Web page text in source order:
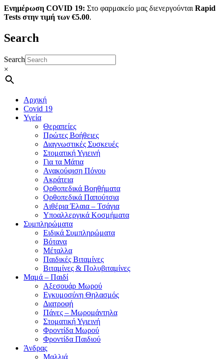
Ενημέρωση COVID 19: Στο φαρμακείο μας διενεργούνται Rapid
Tests στην τιμή των €5.00.
Search
Search
×
Αρχική
Covid 19
Υγεία
Θεραπείες
Πρώτες Βοήθειες
Διαγνωστικές Συσκευές
Στοματική Υγιεινή
Για τα Μάτια
Ανακούφιση Πόνου
Ακράτεια
Ορθοπεδικά Βοηθήματα
Ορθοπεδικά Παπούτσια
Αιθέρια Έλαια – Τσάγια
Υποαλλεργικά Κοσμήματα
Συμπληρώματα
Ειδικά Συμπληρώματα
Βότανα
Μέταλλα
Παιδικές Βιταμίνες
Βιταμίνες & Πολυβιταμίνες
Μαμά – Παιδί
Αξεσουάρ Μωρού
Εγκυμοσύνη Θηλασμός
Διατροφή
Πάνες – Μωρομάντηλα
Στοματική Υγιεινή
Φροντίδα Μωρού
Φροντίδα Παιδιού
Άνδρας
Μαλλιά